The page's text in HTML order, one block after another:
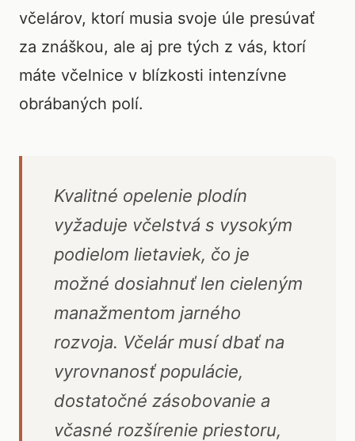
včelárov, ktorí musia svoje úle presúvať
za znáškou, ale aj pre tých z vás, ktorí
máte včelnice v blízkosti intenzívne
obrábaných polí.
Kvalitné opelenie plodín
vyžaduje včelstvá s vysokým
podielom lietaviek, čo je
možné dosiahnuť len cieleným
manažmentom jarného
rozvoja. Včelár musí dbať na
vyrovnanosť populácie,
dostatočné zásobovanie a
včasné rozšírenie priestoru,